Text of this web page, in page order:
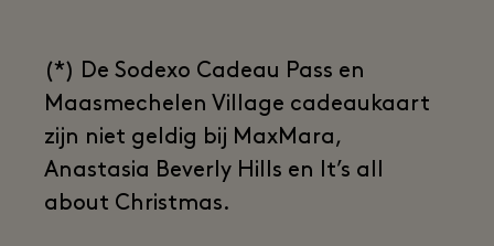
(*) De Sodexo Cadeau Pass en
Maasmechelen Village cadeaukaart
zijn niet geldig bij MaxMara,
Anastasia Beverly Hills en It’s all
about Christmas.